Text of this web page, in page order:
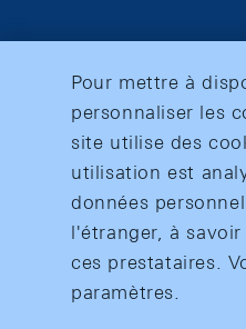
Pour mettre à
personnaliser les
site utilise des
utilisation est
données
l'étranger, à
ces prestataires.
paramètres.